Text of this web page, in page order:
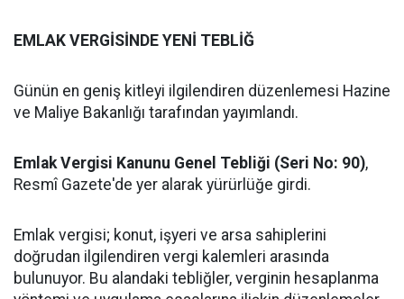
EMLAK VERGİSİNDE YENİ TEBLİĞ
Günün en geniş kitleyi ilgilendiren düzenlemesi Hazine
ve Maliye Bakanlığı tarafından yayımlandı.
Emlak Vergisi Kanunu Genel Tebliği (Seri No: 90),
Resmî Gazete'de yer alarak yürürlüğe girdi.
Emlak vergisi; konut, işyeri ve arsa sahiplerini
doğrudan ilgilendiren vergi kalemleri arasında
bulunuyor. Bu alandaki tebliğler, verginin hesaplanma